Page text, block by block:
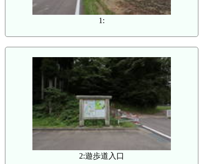
1:
2:遊歩道入口